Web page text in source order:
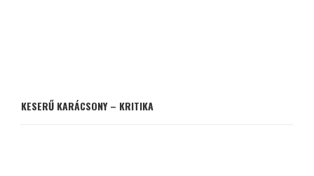
KESERŰ KARÁCSONY – KRITIKA